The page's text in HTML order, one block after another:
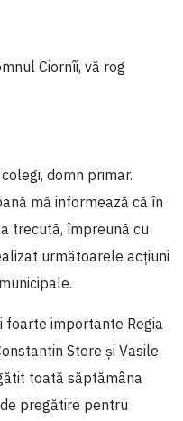
Ciornîi, vă rog
domn primar.
mă informează că în
trecută, împreună cu
următoarele acțiuni
importante Regia
Stere și Vasile
toată săptămâna
pregătire pentru